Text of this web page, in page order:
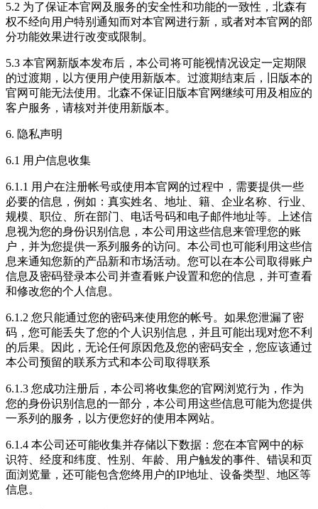
5.2 为了保证本官网及服务的安全性和功能的一致性，北森有
权不经向用户特别通知而对本官网进行新，或者对本官网的部
分功能效果进行改变或限制。
5.3 本官网新版本发布后，本公司将可能视情况设定一定期限
的过渡期，以方便用户使用新版本。过渡期结束后，旧版本的
官网可能无法使用。北森不保证旧版本官网继续可用及相应的
客户服务，请核对并使用新版本。
6. 隐私声明
6.1 用户信息收集
6.1.1 用户在注册帐号或使用本官网的过程中，需要提供一些
必要的信息，例如：真实姓名、地址、籍、企业名称、行业、
规模、职位、所在部门、电话号码和电子邮件地址等。上述信
息视为您的身份识别信息，本公司用这些信息来管理您的账
户，并为您提供一系列服务的访问。本公司也可能利用这些信
息来通知您新的产品新和市场活动。您可以在本公司取得账户
信息及密码登录本公司并查看账户设置和您的信息，并可查看
和修改您的个人信息。
6.1.2 您只能通过您的密码来使用您的帐号。如果您泄漏了密
码，您可能丢失了您的个人识别信息，并且可能出现对您不利
的后果。因此，无论任何原因危及您的密码安全，您应该通过
本公司预留的联系方式和本公司取得联系
6.1.3 您成功注册后，本公司将收集您的官网浏览行为，作为
您的身份识别信息的一部分，本公司用这些信息可能为您提供
一系列的服务，以方便您好的使用本网站。
6.1.4 本公司还可能收集并存储以下数据：您在本官网中的标
识符、经度和纬度、性别、年龄、用户触发的事件、错误和页
面浏览量，还可能包含您终用户的IP地址、设备类型、地区等
信息。